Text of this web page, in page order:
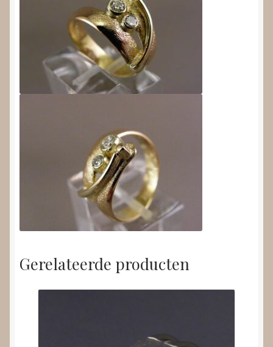
Gerelateerde producten